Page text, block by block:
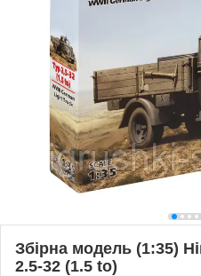
Збірна модель (1:35)
2.5-32 (1.5 to)